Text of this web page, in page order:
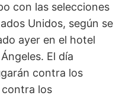
con las selecciones
Unidos, según se
ayer en el hotel
El día
contra los
contra los